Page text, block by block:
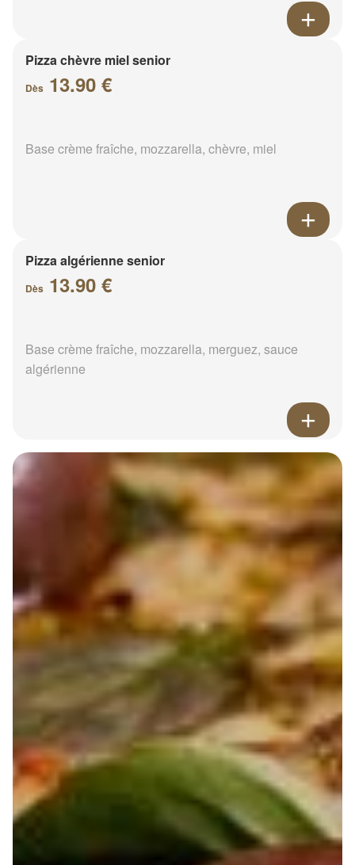
Pizza chèvre miel senior
Dès 13.90 €
Base crème fraîche, mozzarella, chèvre, miel
Pizza algérienne senior
Dès 13.90 €
Base crème fraîche, mozzarella, merguez, sauce
algérienne